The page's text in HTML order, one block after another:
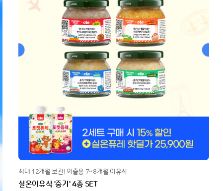
최대 12개월 보관! 외출용 7~8개월 이유식
실온이유식 '중기' 4종 SET